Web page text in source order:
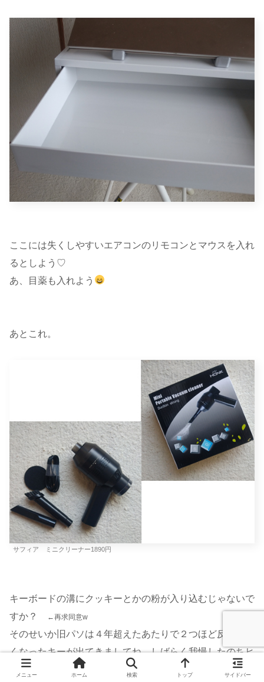
ここには失くしやすいエアコンのリモコンとマウスを入れ
るとしよう♡
あ、目薬も入れよう
あとこれ。
サフィア ミニクリーナー1890円
キーボードの溝にクッキーとかの粉が入り込むじゃないで
すか？
←再求同意w
そのせいか旧パソは４年超えたあたりで２つほど反応が鈍
くなったキーが出てきましてね、しばらく我慢したのちヒ
ンジ修理の際に一緒に直してもらったんですが、予防でき
メニュー ホーム 検索 トップ サイドバー